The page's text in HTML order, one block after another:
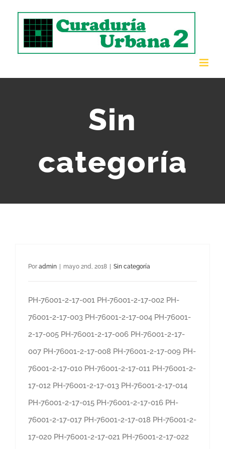
contenido
Sin
categoría
Por admin mayo 2nd, 2018 Sin categoría
PH-76001-2-17-001 PH-76001-2-17-002 PH-
76001-2-17-003 PH-76001-2-17-004 PH-76001-
2-17-005 PH-76001-2-17-006 PH-76001-2-17-
007 PH-76001-2-17-008 PH-76001-2-17-009 PH-
76001-2-17-010 PH-76001-2-17-011 PH-76001-2-
17-012 PH-76001-2-17-013 PH-76001-2-17-014
PH-76001-2-17-015 PH-76001-2-17-016 PH-
76001-2-17-017 PH-76001-2-17-018 PH-76001-2-
17-020 PH-76001-2-17-021 PH-76001-2-17-022